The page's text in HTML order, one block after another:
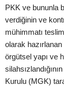
PKK ve bununla
verdiğinin ve
mühimmatı
olarak
örgütsel yapı ve
Kurulu (MGK)